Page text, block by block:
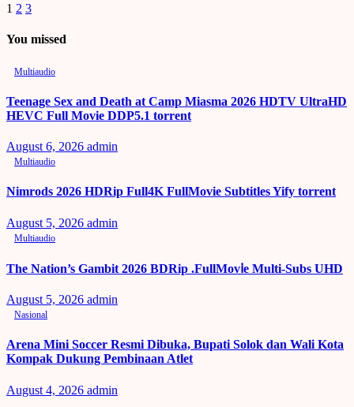
Posts
pagination
1 2 3
You missed
Multiaudio
Teenage Sex and Death at Camp Miasma 2026 HDTV UltraHD
HEVC Full Movie DDP5.1 torrent
August 6, 2026 admin
Multiaudio
Nimrods 2026 HDRip Full4K FullMovie Subtitles Yify torrent
August 5, 2026 admin
Multiaudio
The Nation’s Gambit 2026 BDRip .FullMov𝗂e Multi-Subs UHD
August 5, 2026 admin
Nasional
Arena Mini Soccer Resmi Dibuka, Bupati Solok dan Wali Kota
Kompak Dukung Pembinaan Atlet
August 4, 2026 admin